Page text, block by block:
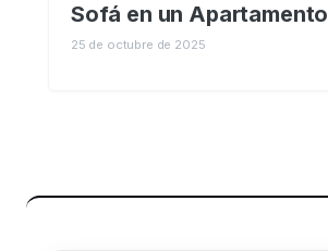
Sofá en un Apartamento
25 de octubre de 2025